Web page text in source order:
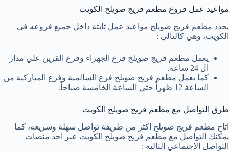
مواعيد عمل فروع مطعم فريج صويلح الكويت
يحدد مطعم فريج صويلح مواعيد عمل ثابتة داخل جميع فروعه في
الكويت، وهي كالتالي :
يعمل مطعم فريج صويلح فرع الجهراء وفرع القرين علي مدار
ال 24 ساعة.
كما يعمل مطعم فريج صويلح فرع السالمية وفرع المباركية من
الساعة 12 ظهراً حتي الساعة الخامسة صباحاً.
طرق التواصل مع مطعم فريج صويلح الكويت
اتاح مطعم فريج صويلح اكثر من طريقة تواصل سهلة وسريعه، كما
يمكنك التواصل مع مطعم فريج صويلح الكويت عبر احد منصات
التواصل الاجتماعي التاليه :